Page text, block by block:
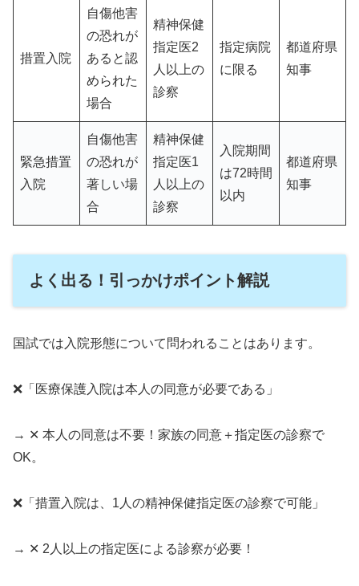
措置入院
自傷他害
の恐れが
あると認
められた
場合
精神保健
指定医2
人以上の
診察
指定病院
に限る
都道府県
知事
緊急措置
入院
自傷他害
の恐れが
著しい場
合
精神保健
指定医1
人以上の
診察
入院期間
は72時間
以内
都道府県
知事
よく出る！引っかけポイント解説
国試では入院形態について問われることはあります。
❌「医療保護入院は本人の同意が必要である」
→ ✕ 本人の同意は不要！家族の同意＋指定医の診察で
OK。
❌「措置入院は、1人の精神保健指定医の診察で可能」
→ ✕ 2人以上の指定医による診察が必要！